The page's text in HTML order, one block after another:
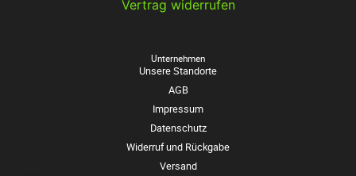
Vertrag widerrufen
Unternehmen
Unsere Standorte
AGB
Impressum
Datenschutz
Widerruf und Rückgabe
Versand